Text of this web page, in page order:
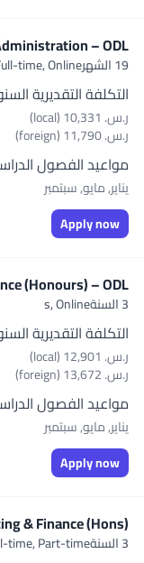
– ODL
19 الشهرs, time, Online
التكلفة التقديرية
ر.س.‏ 10,331 (local)
ر.س.‏ 11,790 (foreign)
مواعيد الفصول
يناير, مايو, سبتمبر
Apply now
(Honours) – ODL
3 السنةs, Online
التكلفة التقديرية
ر.س.‏ 12,901 (local)
ر.س.‏ 13,672 (foreign)
مواعيد الفصول
يناير, مايو, سبتمبر
Apply now
& Finance (Hons)
3 السنةs, time, Part-time